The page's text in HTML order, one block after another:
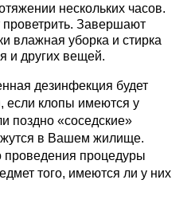
нескольких часов.
проветрить. Завершают
влажная уборка и стирка
и других вещей.
дезинфекция будет
если клопы имеются у
поздно «соседские»
в Вашем жилище.
процедуры
того, имеются ли у них